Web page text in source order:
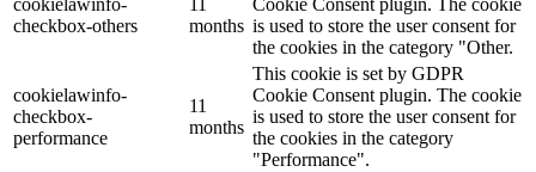
cookielawinfo-
checkbox-others
11
months
Cookie Consent plugin. The cookie
is used to store the user consent for
the cookies in the category "Other.
cookielawinfo-
checkbox-
performance
11
months
This cookie is set by GDPR
Cookie Consent plugin. The cookie
is used to store the user consent for
the cookies in the category
"Performance".